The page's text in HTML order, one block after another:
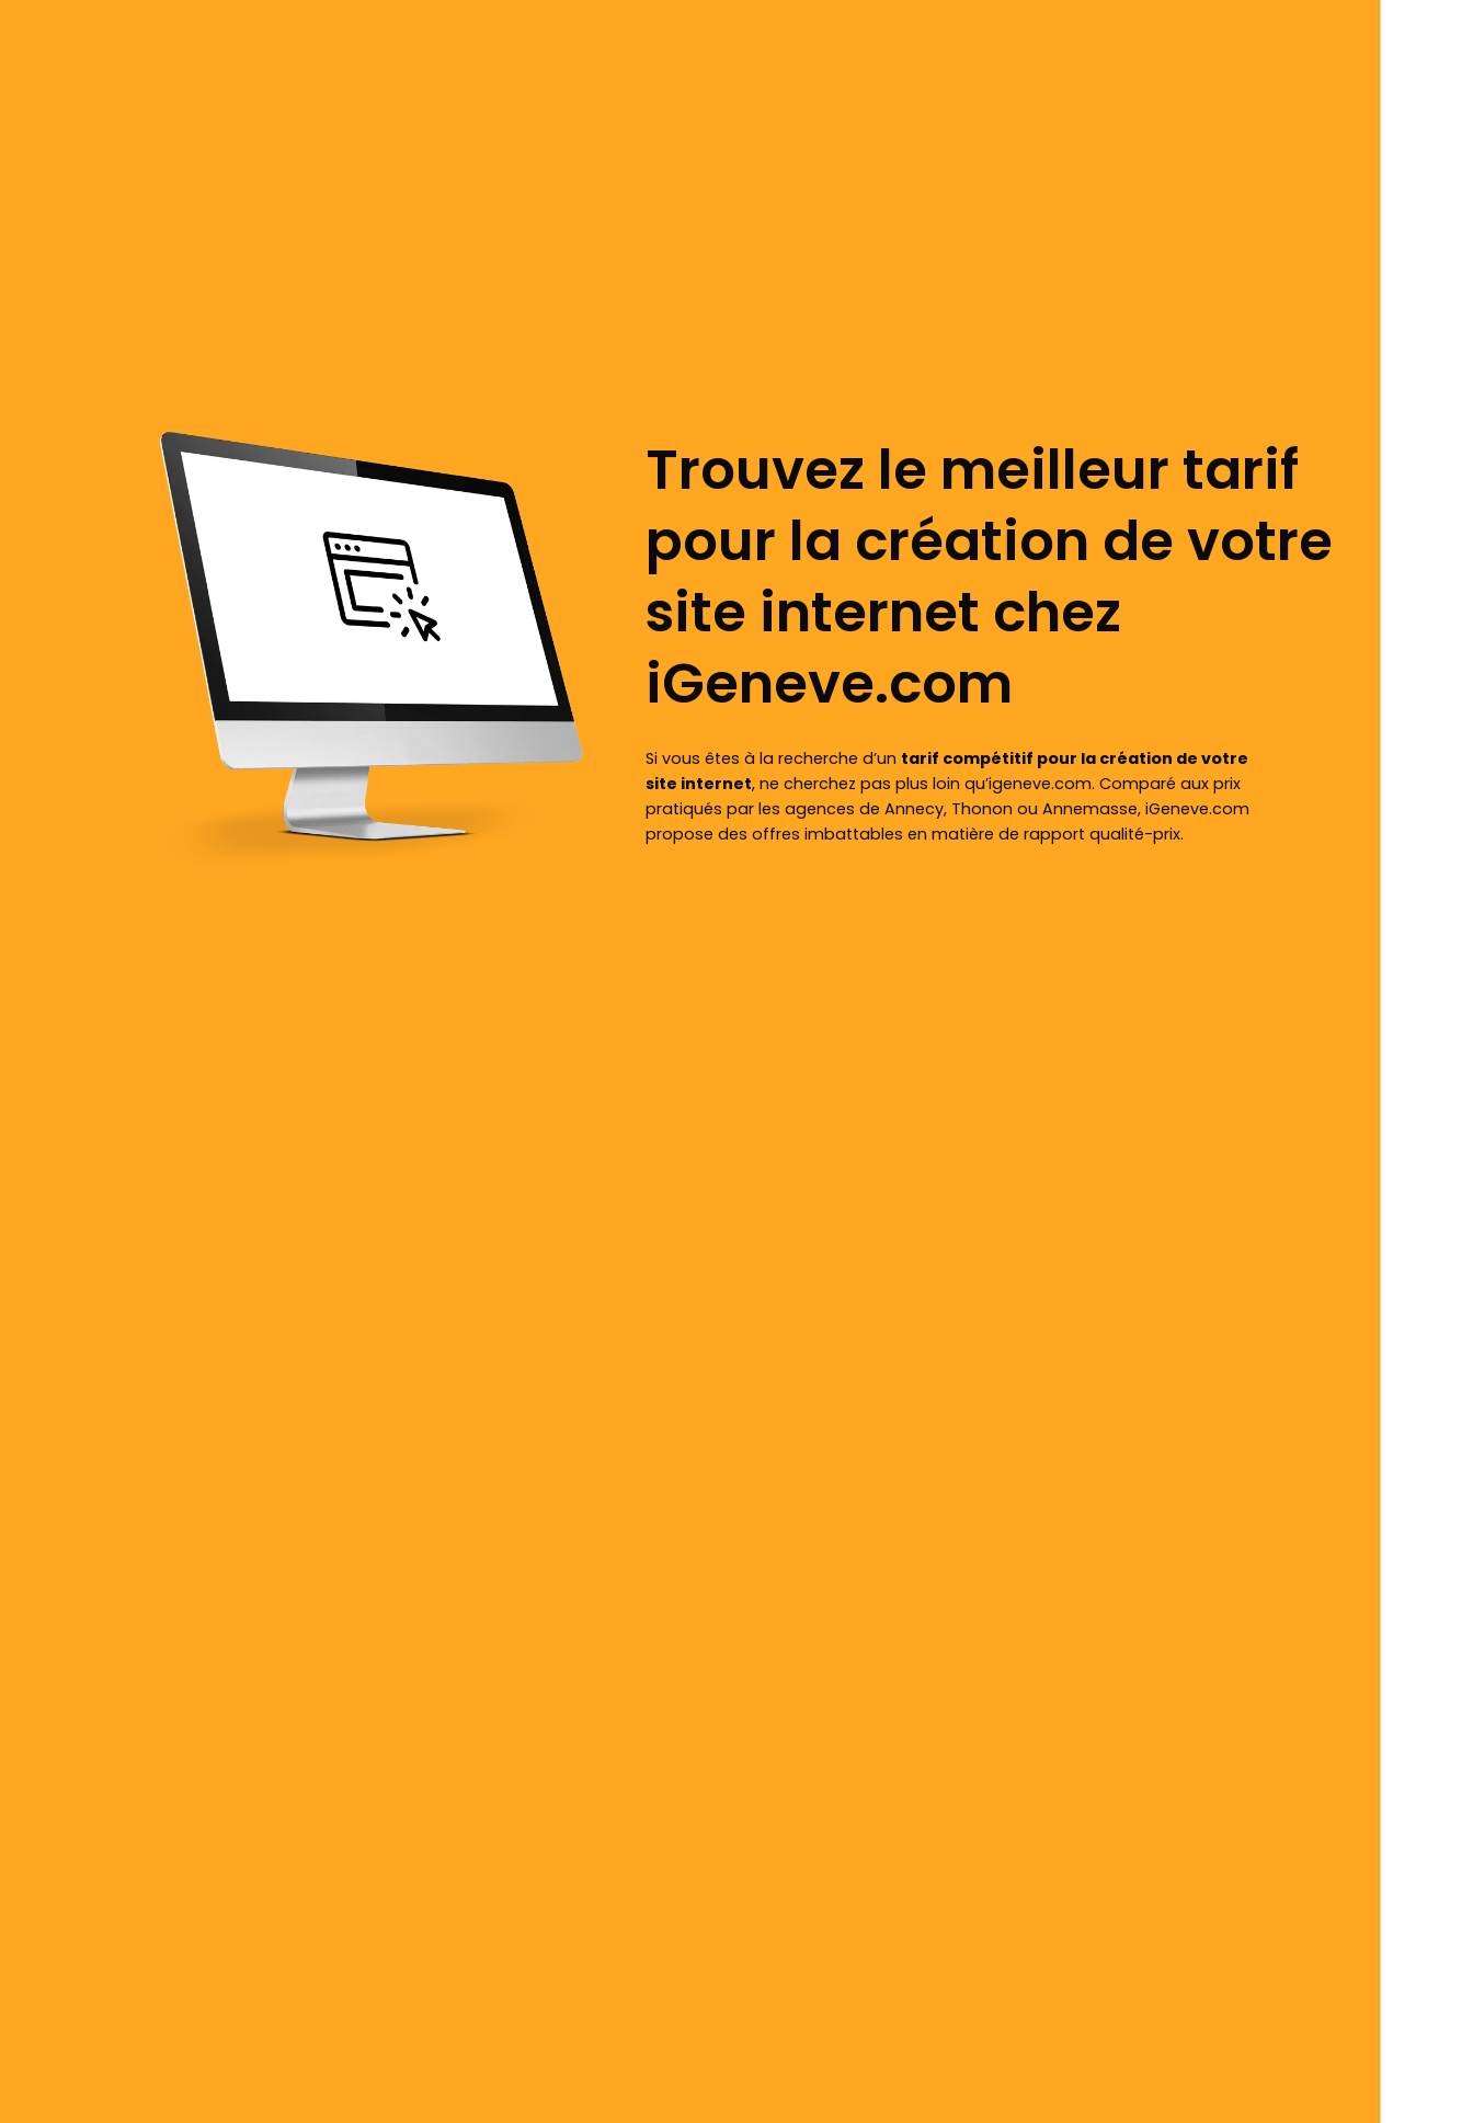
Trouvez le meilleur tarif
pour la création de votre
site internet chez
iGeneve.com
Si vous êtes à la recherche d’un tarif compétitif pour la création de votre
site internet, ne cherchez pas plus loin qu’igeneve.com. Comparé aux prix
pratiqués par les agences de Annecy, Thonon ou Annemasse, iGeneve.com
propose des offres imbattables en matière de rapport qualité-prix.